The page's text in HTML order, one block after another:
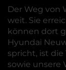
Der Weg von
weit. Sie
können dort
Hyundai
spricht, ist die
sowie unsere